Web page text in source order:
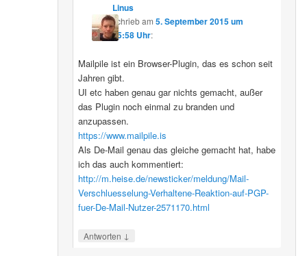
Linus
schriebam 5. September 2015 um
15:58 Uhr:
Mailpile ist ein Browser-Plugin, das es schon seit
Jahren gibt.
UI etc haben genau gar nichts gemacht, außer
das Plugin noch einmal zu branden und
anzupassen.
https://www.mailpile.is
Als De-Mail genau das gleiche gemacht hat, habe
ich das auch kommentiert:
http://m.heise.de/newsticker/meldung/Mail-
Verschluesselung-Verhaltene-Reaktion-auf-PGP-
fuer-De-Mail-Nutzer-2571170.html
Antworten ↓